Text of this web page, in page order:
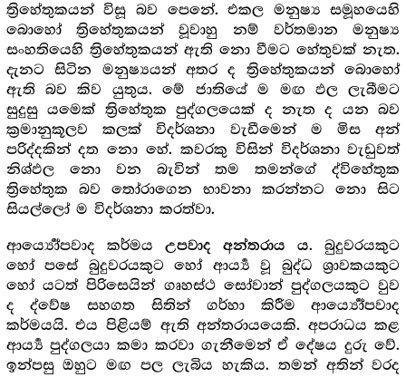
ත්‍රිහේතුකයන් විසූ බව පෙනේ. එකල මනුෂ්‍ය සමූහයෙහි
බොහෝ ත්‍රිහේතුකයන් වූවාහු නම් වර්තමාන මනුෂ්‍ය
සංහතියෙහි ත්‍රිහේතුකයන් ඇති නො වීමට හේතුවක් නැත.
දැනට සිටින මනුෂ්‍යයන් අතර ද ත්‍රිහේතුකයන් බොහෝ
ඇති බව කිව යුතුය. මේ ජාතියේ ම මඟ ඵල ලැබීමට
සුදුසු යමෙක් ත්‍රිහේතුක පුද්ගලයෙක් ද නැත ද යන බව
ක්‍රමානුකූලව කලක් විදර්ශනා වැඩීමෙන් ම මිස අන්
පරිද්දකින් දත නො හේ. කවරකු විසින් විදර්ශනා වැඩුවත්
නිශ්ඵල නො වන බැවින් තම තමන්ගේ ද්විහේතුක
ත්‍රිහේතුක බව තෝරාගෙන භාවනා කරන්නට නො සිට
සියල්ලෝ ම විදර්ශනා කරත්වා.
ආර්‍ය්‍යෝපවාද කර්මය උපවාද අන්තරාය ය. බුදුවරයකුට
හෝ පසේ බුදුවරයකුට හෝ ආර්‍ය්‍ය වූ බුද්ධ ශ්‍රාවකයකුට
හෝ යටත් පිරිසෙයින් ගෘහස්ථ සෝවාන් පුද්ගලයකුට වුව
ද ද්වේෂ සහගත සිතින් ගර්හා කිරීම ආර්‍ය්‍යෝපවාද
කර්මයයි. එය පිළියම් ඇති අන්තරායයෙකි. අපරාධය කළ
ආර්‍ය්‍ය පුද්ගලයා කමා කරවා ගැනීමෙන් ඒ දේෂය දුරු වේ.
ඉන්පසු ඔහුට මඟ පල ලැබිය හැකිය. තමන් අතින් වරද